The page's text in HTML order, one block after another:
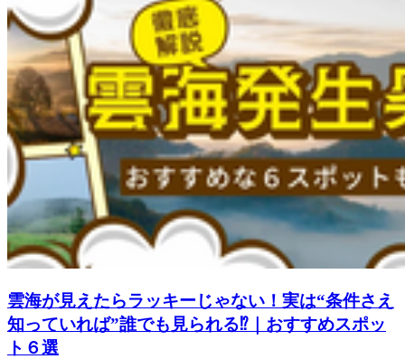
雲海が見えたらラッキーじゃない！実は“条件さえ
知っていれば”誰でも見られる⁉｜おすすめスポッ
ト６選